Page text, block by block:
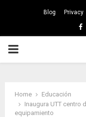
Blog Privacy
PRIMARY
Home
Educación
Inaugura UTT centro
equipamiento